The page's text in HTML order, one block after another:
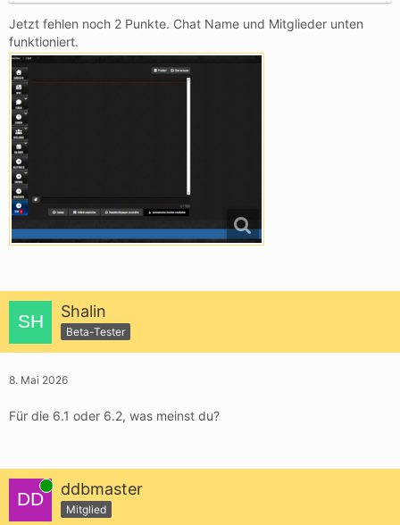
Jetzt fehlen noch 2 Punkte. Chat Name und Mitglieder unten
funktioniert.
Shalin
Beta-Tester
8. Mai 2026
Für die 6.1 oder 6.2, was meinst du?
Online ddbmaster
Mitglied